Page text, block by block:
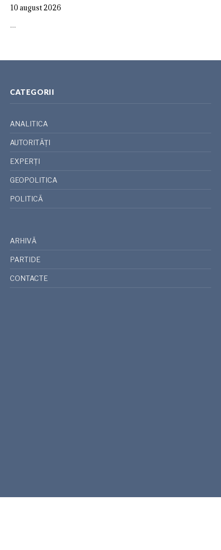
10 august 2026
…
CATEGORII
ANALITICA
AUTORITĂȚI
EXPERȚI
GEOPOLITICA
POLITICĂ
ARHIVĂ
PARTIDE
CONTACTE